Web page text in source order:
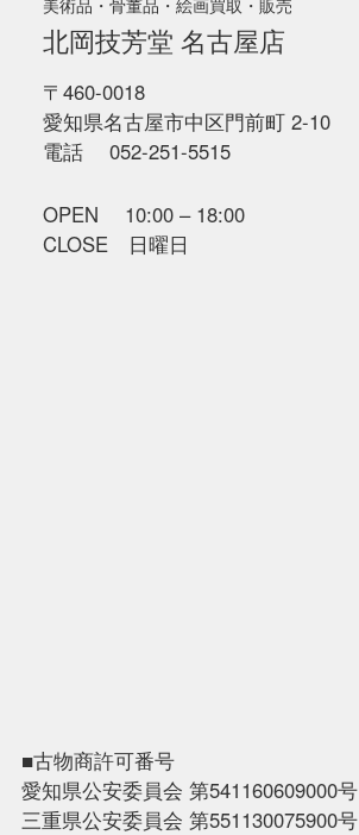
美術品・骨董品・絵画買取・販売
北岡技芳堂 名古屋店
〒460-0018
愛知県名古屋市中区門前町 2-10
電話 052-251-5515
OPEN 10:00 – 18:00
CLOSE 日曜日
■古物商許可番号
愛知県公安委員会 第541160609000号
三重県公安委員会 第551130075900号